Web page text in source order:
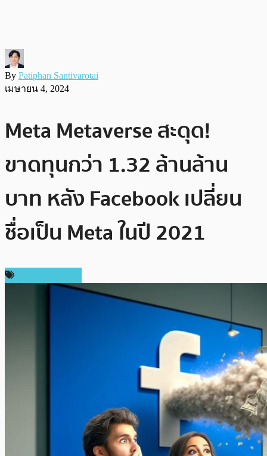
By Patiphan Santivarotai
เมษายน 4, 2024
Meta Metaverse สะดุด!
ขาดทุนกว่า 1.32 ล้านล้าน
บาท หลัง Facebook เปลี่ยน
ชื่อเป็น Meta ในปี 2021